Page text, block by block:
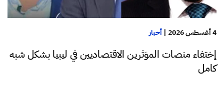
4 أغسطس 2026 | أخبار
إختفاء منصات المؤثرين الاقتصاديين في ليبيا بشكل شبه
كامل